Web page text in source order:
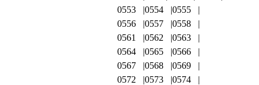
0553
0554
0555
0556
0557
0558
0561
0562
0563
0564
0565
0566
0567
0568
0569
0572
0573
0574